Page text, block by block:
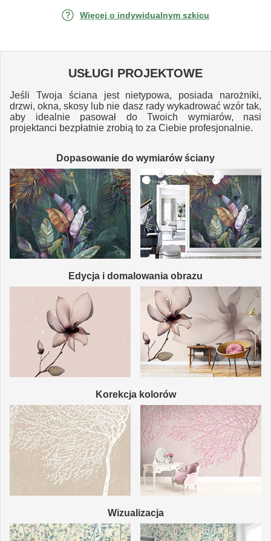
Więcej o indywidualnym szkicu
USŁUGI PROJEKTOWE
Jeśli Twoja ściana jest nietypowa, posiada narożniki,
drzwi, okna, skosy lub nie dasz rady wykadrować wzór tak,
aby idealnie pasował do Twoich wymiarów, nasi
projektanci bezpłatnie zrobią to za Ciebie profesjonalnie.
Dopasowanie do wymiarów ściany
Edycja i domalowania obrazu
Korekcja kolorów
Wizualizacja